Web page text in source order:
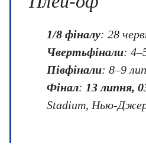
1/8 фіналу: 28
Чвертьфінали:
Півфінали: 8–9
Фінал: 13 липня,
Stadium, Нью-